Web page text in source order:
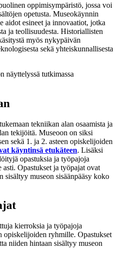
oppimisympäristö, jossa voi
opetusta. Museokäynnin
aidot esineet ja innovaatiot, jotka
ja teollisuudesta. Historiallisten
myös nykypäivän
sekä yhteiskunnallisesta
tekniikan alan osaamista ja
tekijöitä. Museoon on siksi
sekä 1. ja 2. asteen opiskelijoiden
käyntinsä etukäteen. Lisäksi
opastuksia ja työpajoja
Opastukset ja työpajat ovat
sisältyy museon sisäänpääsy koko
kierroksia ja työpajoja
opiskelijoiden ryhmille. Opastukset
niiden hintaan sisältyy museon